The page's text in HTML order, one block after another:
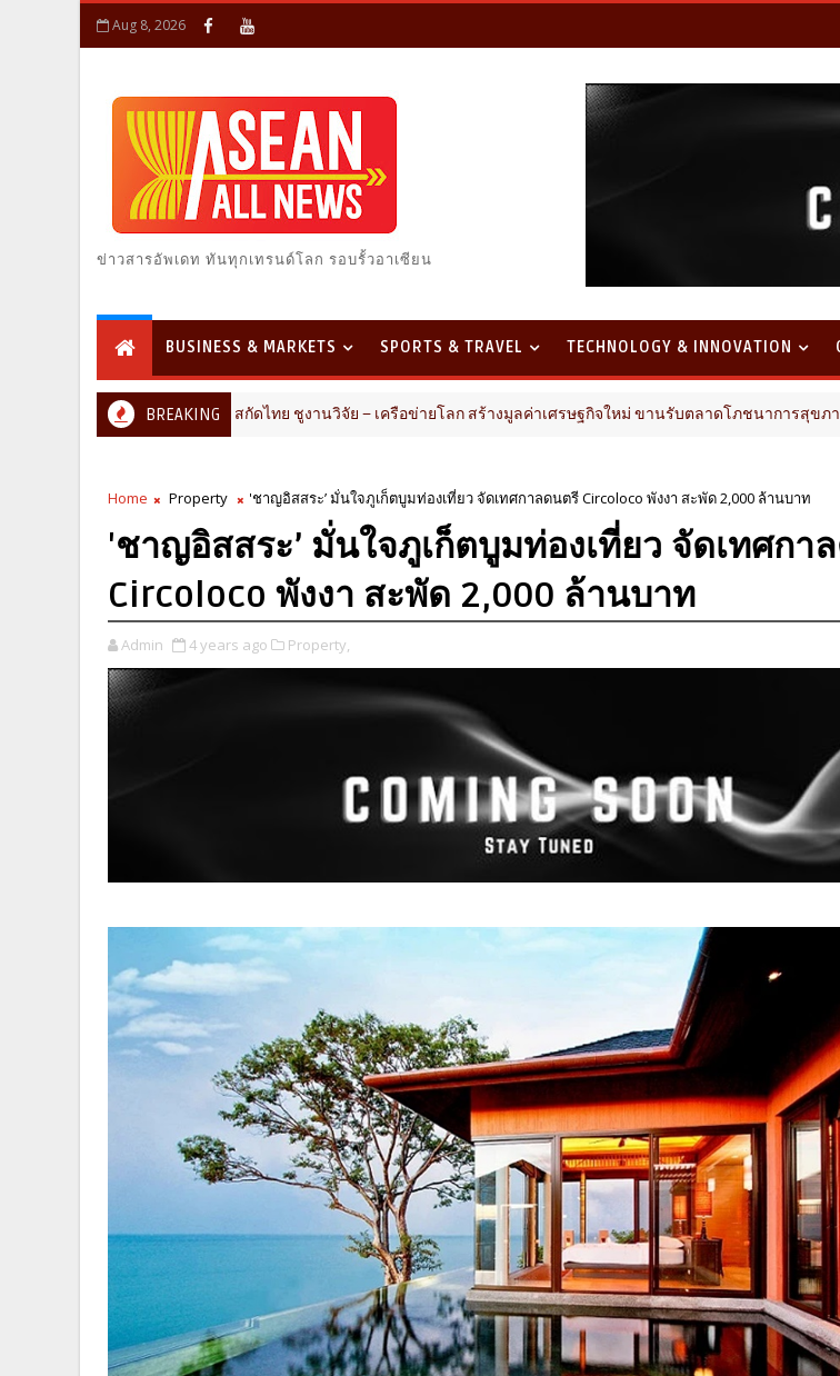
Aug 8, 2026
ข่าวสารอัพเดท ทันทุกเทรนด์โลก รอบรั้วอาเซียน
BUSINESS & MARKETS SPORTS & TRAVEL TECHNOLOGY & INNOVATION
BREAKING
ตสาหกรรมสารสกัดไทย ชูงานวิจัย – เครือข่ายโลก สร้างมูลค่าเศรษฐกิจใหม่ ขานรับตลาดโภชนาการสุขภาพโลกโตทะลุล้านล้
Home Property 'ชาญอิสสระ’ มั่นใจภูเก็ตบูมท่องเที่ยว จัดเทศกาลดนตรี Circoloco พังงา สะพัด 2,000 ล้านบาท
'ชาญอิสสระ’ มั่นใจภูเก็ตบูมท่องเที่ยว จัดเทศกา
Circoloco พังงา สะพัด 2,000 ล้านบาท
Admin 4 years ago Property,